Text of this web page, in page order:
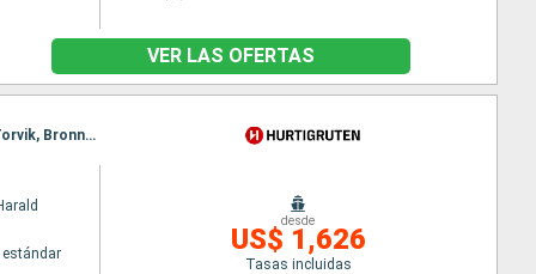
VER LAS OFERTAS
Itinerario : Bergen, Floro, Maloy, Torvik, Alesund, Molde, Maloy, Kristiansund, Trondheim, Rorvik, Torvik, Bronnoysund, Sandnessjoen, Nesna (pasaje círculo polar), Ornes, Bodo, Stamsund, Svolvaer, Alesund, Stokmarknes, sortland, Risoyhamn, Harstad, Finnsnes, Tromso, Skjervoy, Batsfjord, Vardo, Vadso, Kirkenes, Molde, Oksfjord, Hammerfest, Havoysund, Honningsvag, Kjollefjord, Mehamn, Berlevag, Kristiansund, Batsfjord, Vardo, Vadso, Kirkenes, Trondheim, Rorvik, Bronnoysund, Sandnessjoen, Nesna (pasaje círculo polar), Ornes, Bodo, Stamsund, Svolvaer, Stokmarknes, sortland, Risoyhamn, Harstad, Finnsnes, Tromso, Skjervoy, Oksfjord, Hammerfest, Havoysund, Honningsvag, Kjollefjord, Mehamn, Berlevag, Batsfjord, Vardo, Vadso, Kirkenes
desde
US$ 1,626
Tasas incluidas